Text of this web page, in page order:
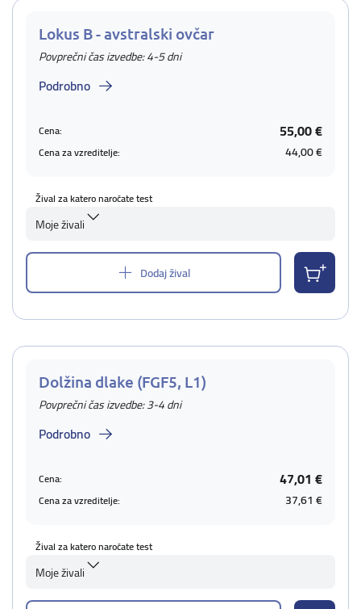
Lokus B - avstralski ovčar
Povprečni čas izvedbe: 4-5 dni
Podrobno
Cena: 55,00 €
Cena za vzreditelje: 44,00 €
Žival za katero naročate test
Moje živali
Dodaj žival
Dolžina dlake (FGF5, L1)
Povprečni čas izvedbe: 3-4 dni
Podrobno
Cena: 47,01 €
Cena za vzreditelje: 37,61 €
Žival za katero naročate test
Moje živali